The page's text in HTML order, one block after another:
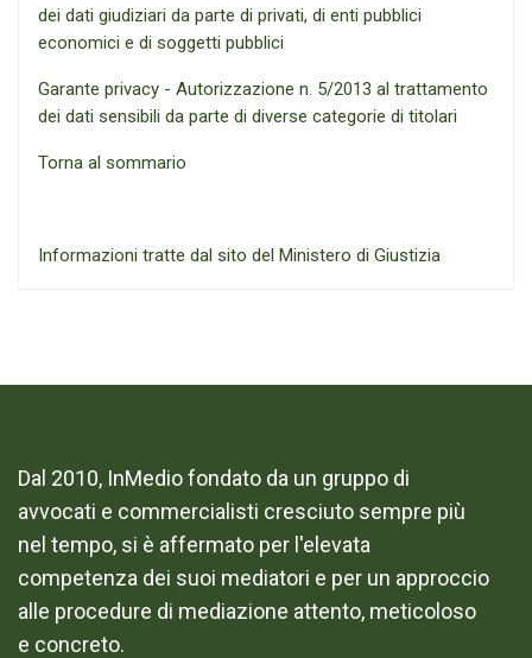
dei dati giudiziari da parte di privati, di enti pubblici
economici e di soggetti pubblici
Garante privacy - Autorizzazione n. 5/2013 al trattamento
dei dati sensibili da parte di diverse categorie di titolari
Torna al sommario
Informazioni tratte dal sito del Ministero di Giustizia
Dal 2010, InMedio fondato da un gruppo di
avvocati e commercialisti cresciuto sempre più
nel tempo, si è affermato per l'elevata
competenza dei suoi mediatori e per un approccio
alle procedure di mediazione attento, meticoloso
e concreto.